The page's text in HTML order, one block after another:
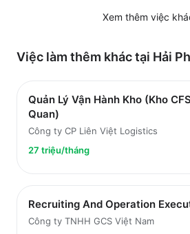
Xem thêm việc
Việc làm thêm khác tại Hải
Quản Lý Vận Hành Kho (Kho
Quan)
Công ty CP Liên Việt Logistics
27 triệu/tháng
Recruiting And Operation
Công ty TNHH GCS Việt Nam